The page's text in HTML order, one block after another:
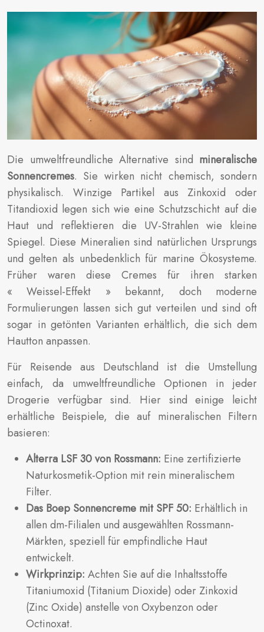
Die umweltfreundliche Alternative sind mineralische
Sonnencremes. Sie wirken nicht chemisch, sondern
physikalisch. Winzige Partikel aus Zinkoxid oder
Titandioxid legen sich wie eine Schutzschicht auf die
Haut und reflektieren die UV-Strahlen wie kleine
Spiegel. Diese Mineralien sind natürlichen Ursprungs
und gelten als unbedenklich für marine Ökosysteme.
Früher waren diese Cremes für ihren starken
« Weissel-Effekt » bekannt, doch moderne
Formulierungen lassen sich gut verteilen und sind oft
sogar in getönten Varianten erhältlich, die sich dem
Hautton anpassen.
Für Reisende aus Deutschland ist die Umstellung
einfach, da umweltfreundliche Optionen in jeder
Drogerie verfügbar sind. Hier sind einige leicht
erhältliche Beispiele, die auf mineralischen Filtern
basieren:
Alterra LSF 30 von Rossmann: Eine zertifizierte
Naturkosmetik-Option mit rein mineralischem
Filter.
Das Boep Sonnencreme mit SPF 50: Erhältlich in
allen dm-Filialen und ausgewählten Rossmann-
Märkten, speziell für empfindliche Haut
entwickelt.
Wirkprinzip: Achten Sie auf die Inhaltsstoffe
Titaniumoxid (Titanium Dioxide) oder Zinkoxid
(Zinc Oxide) anstelle von Oxybenzon oder
Octinoxat.